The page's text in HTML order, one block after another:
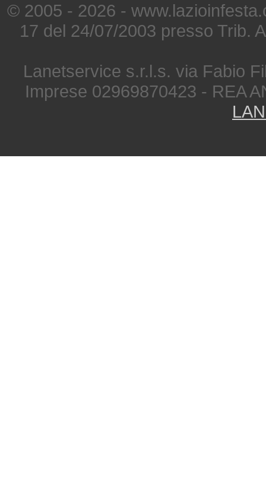
© 2005 - 2026 -
17 del 24/07/2003 presso Trib.
Lanetservice s.r.l.s. via Fabio
Imprese 02969870423 - REA